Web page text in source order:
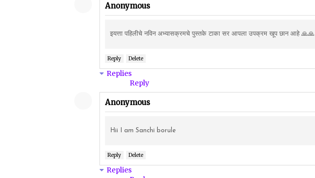
Anonymous
इयत्ता पहिलीचे नविन अभ्यासक्रमचे पुस्तके टाका सर आपला उपक्रम खूप छान आहे 🙏🙏
Reply Delete
Replies
Reply
Anonymous
Hii I am Sanchi borule
Reply Delete
Replies